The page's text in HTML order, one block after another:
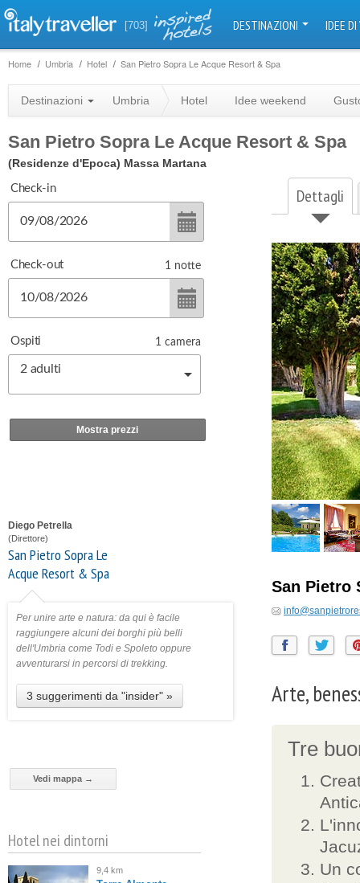
[703] DESTINAZIONI IDEE
Home Umbria Hotel San Pietro Sopra Le Acque Resort & Spa
Destinazioni Umbria Hotel Idee weekend
San Pietro Sopra Le Acque Resort & Spa
(Residenze d'Epoca) Massa Martana
Dettagli
San Pietro
Arte,
Tre
Un
Check-in
Check-out 1 notte
Ospiti
2 adulti
1 camera
Mostra prezzi
Diego Petrella
(Direttore)
San Pietro Sopra Le
Acque Resort & Spa
Per unire arte e natura: da qui è facile
raggiungere alcuni dei borghi più belli
dell'Umbria come Todi e Spoleto oppure
avventurarsi in percorsi di trekking.
3 suggerimenti da "insider" »
Vedi mappa →
Hotel nei dintorni
9,4 km